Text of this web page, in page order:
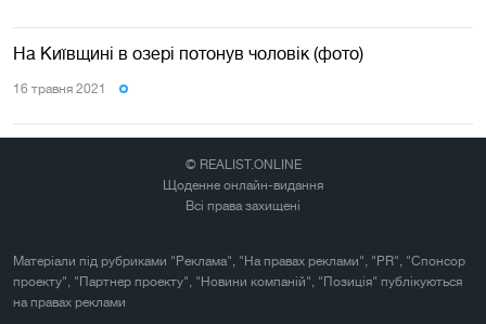
На Київщині в озері потонув чоловік (фото)
16 травня 2021
© REALIST.ONLINE
Щоденне онлайн-видання
Всі права захищені
Матеріали під рубриками "Реклама", "На правах реклами", "PR", "Спонсор
проекту", "Партнер проекту", "Новини компаній", "Позиція" публікуються
на правах реклами